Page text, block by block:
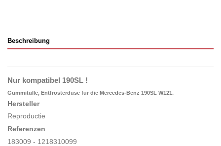
Beschreibung
Nur kompatibel 190SL !
Gummitülle, Entfrosterdüse für die Mercedes-Benz 190SL W121.
Hersteller
Reproductie
Referenzen
183009 - 1218310099